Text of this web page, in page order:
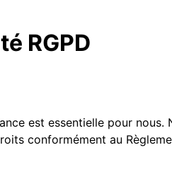
RGPD
est essentielle pour
conformément au